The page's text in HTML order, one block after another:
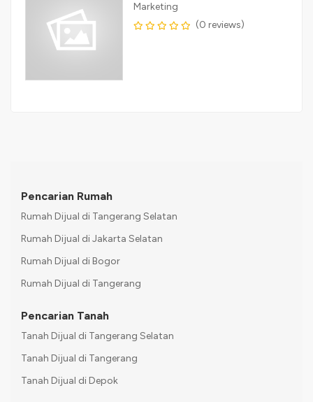
Marketing
(0 reviews)
Pencarian Rumah
Rumah Dijual di Tangerang Selatan
Rumah Dijual di Jakarta Selatan
Rumah Dijual di Bogor
Rumah Dijual di Tangerang
Pencarian Tanah
Tanah Dijual di Tangerang Selatan
Tanah Dijual di Tangerang
Tanah Dijual di Depok